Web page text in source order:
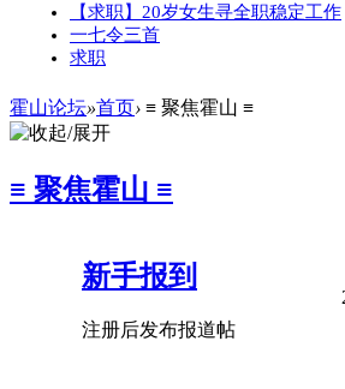
【求职】20岁女生寻全职稳定工作
一七令三首
求职
霍山论坛»首页› ≡ 聚焦霍山 ≡
≡ 聚焦霍山 ≡
新手报到
注册后发布报道帖